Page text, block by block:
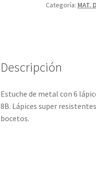
8B
Categoría: MAT.
Descripción
Estuche de metal con 6
8B. Lápices super
bocetos.